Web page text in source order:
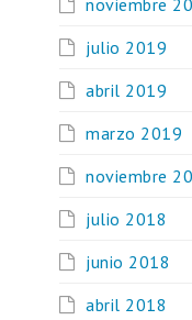
julio 2019
abril 2019
marzo 2019
noviembre
julio 2018
junio 2018
abril 2018